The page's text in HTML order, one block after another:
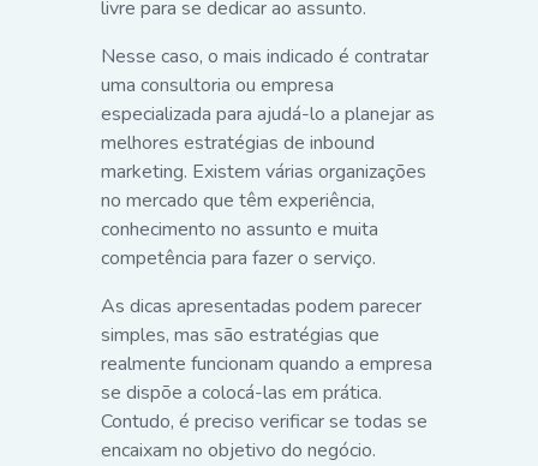
livre para se dedicar ao assunto.
Nesse caso, o mais indicado é contratar
uma consultoria ou empresa
especializada para ajudá-lo a planejar as
melhores estratégias de inbound
marketing. Existem várias organizações
no mercado que têm experiência,
conhecimento no assunto e muita
competência para fazer o serviço.
As dicas apresentadas podem parecer
simples, mas são estratégias que
realmente funcionam quando a empresa
se dispõe a colocá-las em prática.
Contudo, é preciso verificar se todas se
encaixam no objetivo do negócio.